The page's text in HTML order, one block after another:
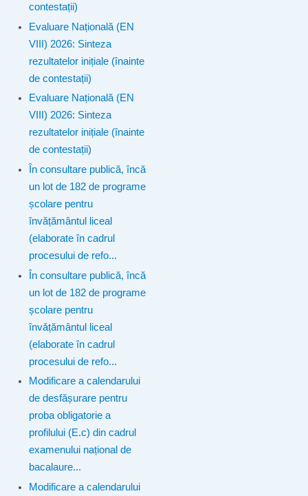
contestații)
Evaluare Națională (EN
VIII) 2026: Sinteza
rezultatelor inițiale (înainte
de contestații)
Evaluare Națională (EN
VIII) 2026: Sinteza
rezultatelor inițiale (înainte
de contestații)
În consultare publică, încă
un lot de 182 de programe
școlare pentru
învățământul liceal
(elaborate în cadrul
procesului de refo...
În consultare publică, încă
un lot de 182 de programe
școlare pentru
învățământul liceal
(elaborate în cadrul
procesului de refo...
Modificare a calendarului
de desfășurare pentru
proba obligatorie a
profilului (E.c) din cadrul
examenului național de
bacalaure...
Modificare a calendarului